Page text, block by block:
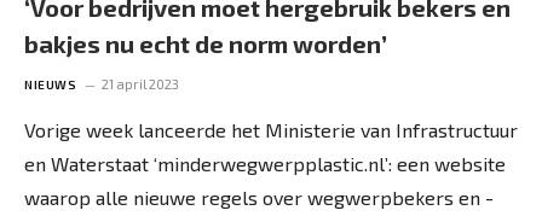
‘Voor bedrijven moet hergebruik bekers en
bakjes nu echt de norm worden’
NIEUWS 21 april 2023
Vorige week lanceerde het Ministerie van Infrastructuur
en Waterstaat ‘minderwegwerpplastic.nl’: een website
waarop alle nieuwe regels over wegwerpbekers en -